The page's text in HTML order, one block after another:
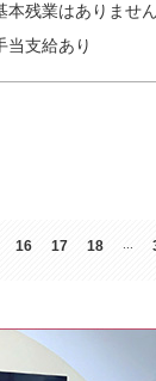
本残業はありませ
当支給あり
16 17 18